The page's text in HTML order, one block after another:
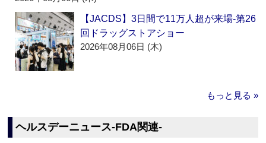
【JACDS】3日間で11万人超が来場‐第26
回ドラッグストアショー
2026年08月06日 (木)
もっと見る »
ヘルスデーニュース‐FDA関連‐